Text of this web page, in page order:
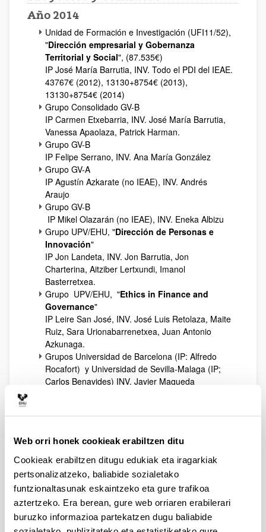
Web orri honek cookieak erabiltzen ditu
Cookieak erabiltzen ditugu edukiak eta iragarkiak
pertsonalizatzeko, baliabide sozialetako
funtzionaltasunak eskaintzeko eta gure trafikoa
aztertzeko. Era berean, gure web orriaren erabilerari
buruzko informazioa partekatzen dugu baliabide
Año 2014
Unidad de Formación e Investigación (UFI11/52),
"Dirección empresarial y Gobernanza
Territorial y Social", (87.535€)
IP José María Barrutia, INV. Todo el PDI del IEAE.
43767€ (2012), 13130+8754€ (2013),
13130+8754€ (2014)
Grupo Consolidado GV-B
IP Carmen Etxebarria, INV. José María Barrutia,
Vanessa Apaolaza, Patrick Harman.
Grupo GV-B
IP Felipe Serrano, INV. Ana María González
Grupo GV-A
IP Agustín Azkarate (no IEAE), INV. Andrés
Araujo
Grupo GV-B
IP Mikel Olazarán (no IEAE), INV. Eneka Albizu
Grupo UPV/EHU, "Dirección de Personas e
Innovación"
IP Jon Landeta, INV. Jon Barrutia, Jon
Charterina, Aitziber Lertxundi, Imanol
Basterretxea.
Grupo UPV/EHU, "Ethics in Finance and
Governance"
IP Leire San José, INV. José Luis Retolaza, Maite
Ruiz, Sara Urionabarrenetxea, Juan Antonio
Azkunaga.
Grupos Universidad de Barcelona (IP: Alfredo
Rocafort) y Universidad de Sevilla-Malaga (IP;
Carlos Benavides) INV. Javier Maqueda
Científica del Coaching como instrumento de
IP Jon Landeta, INV. Eneka Albizu, Ana Blanco y
Izaskun Rekalde.
Proyecto de investigación EHU-2012. Tipo B
(EHU12/), "Gobierno, propiedad, orientación
emprendedora y desempeño empresarial en
empresas familiares vs no familiares. Valores
y responsabilidad social corporativa"